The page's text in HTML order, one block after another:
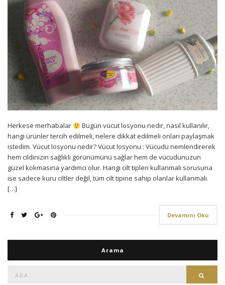
Herkese merhabalar
Bugün vücut losyonu nedir, nasıl kullanılır,
hangi ürünler tercih edilmeli, nelere dikkat edilmeli onları paylaşmak
istedim. Vücut losyonu nedir? Vücut losyonu : Vücudu nemlendirerek
hem cildinizin sağlıklı görünümünü sağlar hem de vücudunuzun
güzel kokmasına yardımcı olur. Hangi cilt tipleri kullanmalı sorusuna
ise sadece kuru ciltler değil, tüm cilt tipine sahip olanlar kullanmalı.
[…]
Devamını Oku
Arama